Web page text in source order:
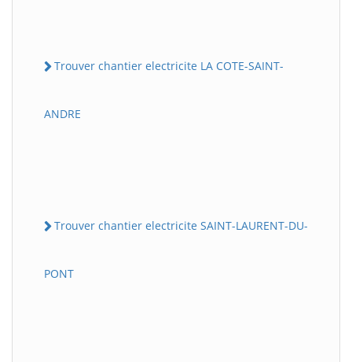
Trouver chantier electricite LA COTE-SAINT-
ANDRE
Trouver chantier electricite SAINT-LAURENT-DU-
PONT